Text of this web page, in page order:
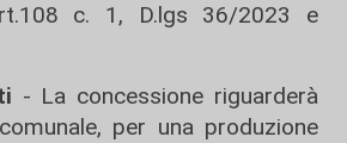
c. 1, D.lgs 36/2023 e
- La concessione riguarderà
per una produzione